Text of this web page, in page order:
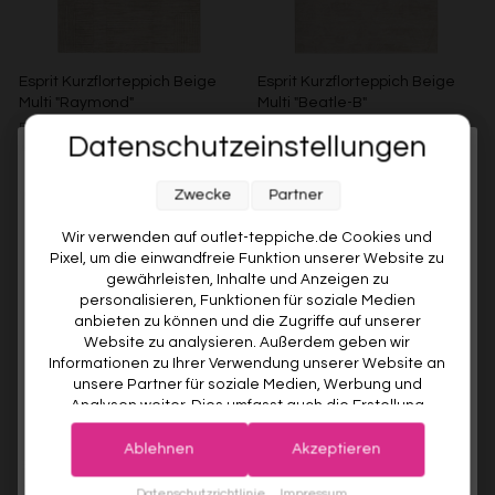
Esprit Kurzflorteppich Beige
Multi "Raymond"
ESPRIT
Ab €119,00
Weitere Farben anzeigen
Beige/Grau
Esprit Kurzflorteppich Beige
Multi "Beatle-B"
Ab €119,00
Weitere Farben anzeigen
Grün/Blau/Grau
Braun/Bunt
Multi "Elite"
Datenschutzeinstellungen
Wir verwenden auf outlet-teppiche.de Cookies und
Pixel, um die einwandfreie Funktion unserer Website zu
gewährleisten, Inhalte und Anzeigen zu
personalisieren, Funktionen für soziale Medien
anbieten zu können und die Zugriffe auf unserer
Website zu analysieren. Außerdem geben wir
Informationen zu Ihrer Verwendung unserer Website an
unsere Partner für soziale Medien, Werbung und
Analysen weiter. Dies umfasst auch die Erstellung
pseudonymer Nutzungsprofile. Unsere Partner (Google
Advertising Products Facebook Shopify) führen diese
zusammen, die Sie ihnen bereitgestellt haben (bspw.
Zwecke Partner
Ablehnen Akzeptieren
Melde dich jetzt für unseren Newsletter an und sichere dir
10% RABATT AUF DEINE
ERSTE BESTELLUNG! 😍
VORNAME
Der Willkommensrabatt ist nur einmal pro Kunde gültig – auch bei
erneuter Anmeldung wird kein weiterer Code vergeben.
JETZT ANMELDEN